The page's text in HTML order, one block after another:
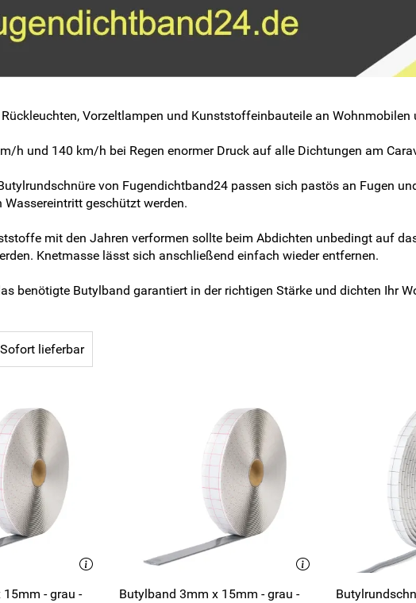
Vorzeltlampen und Kunststoffeinbauteile an
h und 140 km/h bei Regen enormer Druck auf alle Dichtungen am
von Fugendichtband24 passen sich pastös an Fugen
Wassereintritt geschützt werden.
mit den Jahren verformen sollte beim Abdichten unbedingt auf
Knetmasse lässt sich anschließend einfach wieder entfernen.
benötigte Butylband garantiert in der richtigen Stärke und dichten Ihr
Sofort lieferbar
- grau -
Butylband 3mm x 15mm - grau -